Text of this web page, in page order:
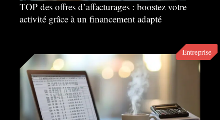
TOP des offres d’affacturages : boostez votre
activité grâce à un financement adapté
Entreprise